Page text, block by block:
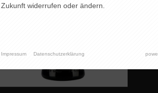
Zukunft widerrufen oder ändern.
Impressum Datenschutzerklärung